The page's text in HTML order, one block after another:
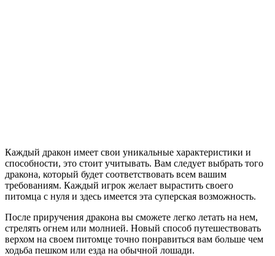
Каждый дракон имеет свои уникальные характеристики и
способности, это стоит учитывать. Вам следует выбрать того
дракона, который будет соответствовать всем вашим
требованиям. Каждый игрок желает вырастить своего
питомца с нуля и здесь имеется эта суперская возможность.
После приручения дракона вы сможете легко летать на нем,
стрелять огнем или молнией. Новый способ путешествовать
верхом на своем питомце точно понравиться вам больше чем
ходьба пешком или езда на обычной лошади.